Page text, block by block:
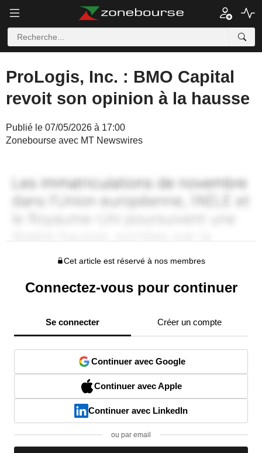
ProLogis, Inc. : BMO Capital
revoit son opinion à la hausse
Publié le 07/05/2026 à 17:00
Zonebourse avec MT Newswires
Cet article est réservé à nos membres
Connectez-vous pour continuer
Se connecter Créer un compte
Continuer avec Google
Continuer avec Apple
Continuer avec LinkedIn
ou par email